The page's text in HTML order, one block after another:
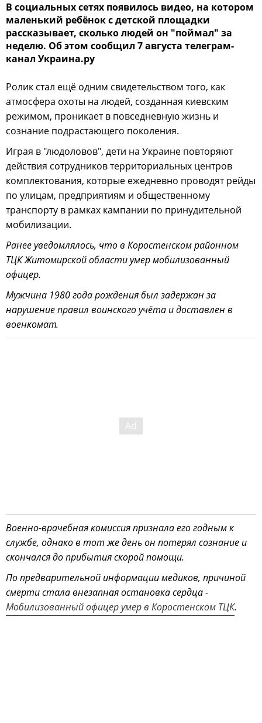
В социальных сетях появилось видео, на котором
маленький ребёнок с детской площадки
рассказывает, сколько людей он "поймал" за
неделю. Об этом сообщил 7 августа телеграм-
канал Украина.ру
Ролик стал ещё одним свидетельством того, как
атмосфера охоты на людей, созданная киевским
режимом, проникает в повседневную жизнь и
сознание подрастающего поколения.
Играя в "людоловов", дети на Украине повторяют
действия сотрудников территориальных центров
комплектования, которые ежедневно проводят рейды
по улицам, предприятиям и общественному
транспорту в рамках кампании по принудительной
мобилизации.
Ранее уведомлялось, что в Коростенском районном
ТЦК Житомирской области умер мобилизованный
офицер.
Мужчина 1980 года рождения был задержан за
нарушение правил воинского учёта и доставлен в
военкомат.
Военно-врачебная комиссия признала его годным к
службе, однако в тот же день он потерял сознание и
скончался до прибытия скорой помощи.
По предварительной информации медиков, причиной
смерти стала внезапная остановка сердца -
Мобилизованный офицер умер в Коростенском ТЦК.